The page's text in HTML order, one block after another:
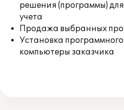
решения (программы)
учета
Продажа выбранных
Установка
компьютеры заказчика